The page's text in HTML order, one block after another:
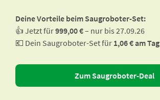
Deine Vorteile beim Saugroboter-Set:
👍 Jetzt für999,00 €– nur bis 27.09.26
💶 Dein Saugroboter-Set für 1,06 € am Tag
Zum Saugroboter-Deal